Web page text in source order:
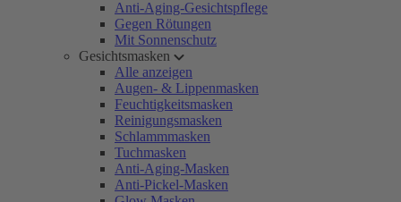
Anti-Aging-Gesichtspflege
Gegen Rötungen
Mit Sonnenschutz
Gesichtsmasken
Alle anzeigen
Augen- & Lippenmasken
Feuchtigkeitsmasken
Reinigungsmasken
Schlammmasken
Tuchmasken
Anti-Aging-Masken
Anti-Pickel-Masken